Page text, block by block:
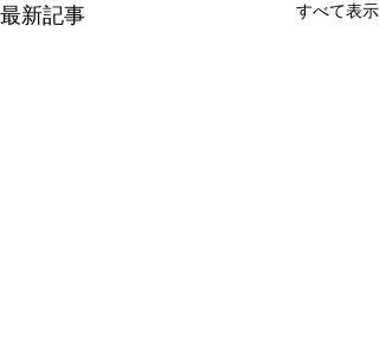
最新記事 すべて表示